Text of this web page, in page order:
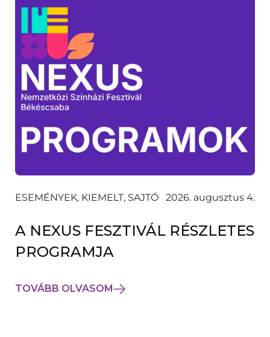
ESEMÉNYEK, KIEMELT, SAJTÓ 2026. augusztus 4.
A NEXUS FESZTIVÁL RÉSZLETES
PROGRAMJA
TOVÁBB OLVASOM